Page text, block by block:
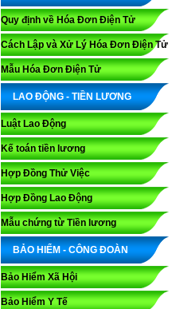
Quy định về Hóa Đơn Điện Tử
Cách Lập và Xử Lý Hóa Đơn Điện Tử
Mẫu Hóa Đơn Điện Tử
LAO ĐỘNG - TIỀN LƯƠNG
Luật Lao Động
Kế toán tiền lương
Hợp Đồng Thử Việc
Hợp Đồng Lao Động
Mẫu chứng từ Tiền lương
BẢO HIỂM - CÔNG ĐOÀN
Bảo Hiểm Xã Hội
Bảo Hiểm Y Tế